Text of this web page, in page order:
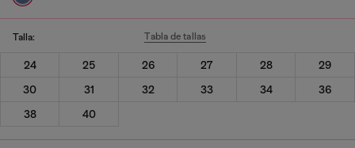
Talla: Tabla de tallas
24 25 26 27 28
29
30
31 32 33 34
36
38
40